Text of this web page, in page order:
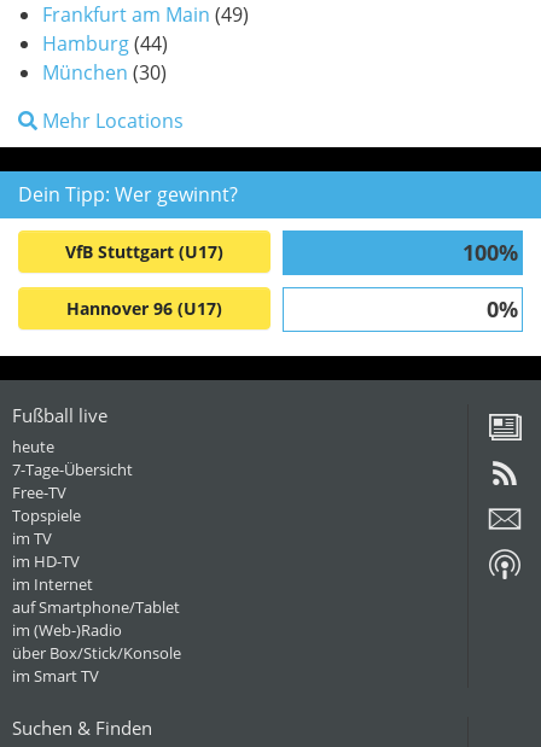
Frankfurt am Main (49)
Hamburg(44)
München (30)
Mehr Locations
Dein Tipp: Wer gewinnt?
VfB Stuttgart (U17) 100%
Hannover 96 (U17) 0%
Fußball live
heute
7-Tage-Übersicht
Free-TV
Topspiele
im TV
im HD-TV
im Internet
auf Smartphone/Tablet
im (Web-)Radio
über Box/Stick/Konsole
im Smart TV
Suchen & Finden